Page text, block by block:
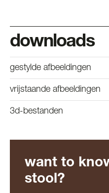
downloads
gestylde afbeeldingen
vrijstaande afbeeldingen
3d-bestanden
want to
stool?